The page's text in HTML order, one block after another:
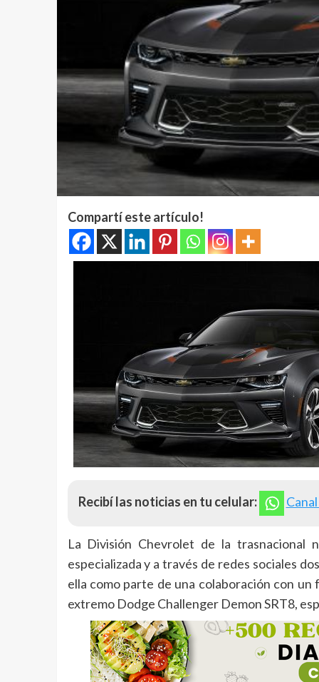
Compartí este artículo!
Recibí las noticias en tu celular:
La División Chevrolet de la trasnacional
especializada y a través de redes sociales
ella como parte de una colaboración con
extremo Dodge Challenger Demon SRT8,